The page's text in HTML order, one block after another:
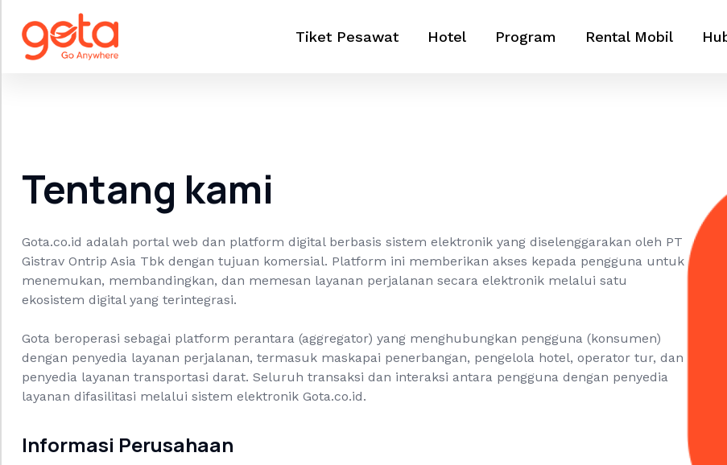
Tiket Pesawat Hotel Program Rental Mobil
Tentang kami
Gota.co.id adalah portal web dan platform digital berbasis sistem elektronik yang diselenggarakan oleh PT
Gistrav Ontrip Asia Tbk dengan tujuan komersial. Platform ini memberikan akses kepada pengguna untuk
menemukan, membandingkan, dan memesan layanan perjalanan secara elektronik melalui satu
ekosistem digital yang terintegrasi.
Gota beroperasi sebagai platform perantara (aggregator) yang menghubungkan pengguna (konsumen)
dengan penyedia layanan perjalanan, termasuk maskapai penerbangan, pengelola hotel, operator tur, dan
penyedia layanan transportasi darat. Seluruh transaksi dan interaksi antara pengguna dengan penyedia
layanan difasilitasi melalui sistem elektronik Gota.co.id.
Informasi Perusahaan